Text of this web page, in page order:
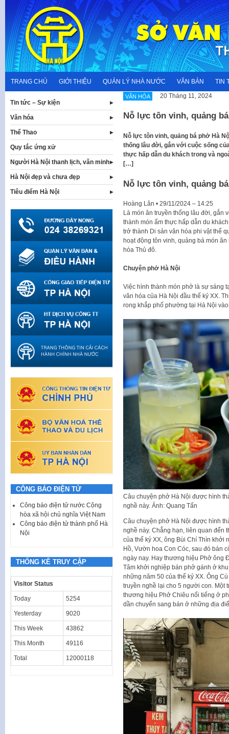
content
TRANG CHỦ GIỚI THIỆU QUẢN LÝ NHÀ NƯỚC VĂN BẢN TIN
VĂN HÓA 20 Tháng 11, 2024
Nỗ lực tôn vinh, quảng
Nỗ lực tôn vinh, quảng bá phở Hà
thống lâu đời, gắn với cuộc sống
thực hấp dẫn du khách trong và
[…]
Nỗ lực tôn vinh, quảng
Hoàng Lân • 29/11/2024 – 14:25
Là món ăn truyền thống lâu đời, gắn
thành món ẩm thực hấp dẫn du
trở thành Di sản văn hóa phi vật thể
hoạt động tôn vinh, quảng bá món
hóa Thủ đô.
Chuyện phở Hà Nội
Việc hình thành món phở là sự sáng
văn hóa của Hà Nội đầu thế kỷ XX.
rong khắp phố phường tại Hà Nội
Câu chuyện phở Hà Nội được hình
nghề này. Ảnh: Quang Tấn
Câu chuyện phở Hà Nội được hình
nghề này. Chẳng hạn, liên quan đến
của thế kỷ XX, ông Bùi Chí Thìn
Hồ, Vườn hoa Con Cóc, sau đó bán
ngày nay. Hay thương hiệu Phở ông
Tâm khởi nghiệp bán phở gánh ở
những năm 50 của thế kỷ XX. Ông
truyền nghề lại cho 5 người con. Một
thương hiệu Phở Chiêu nổi tiếng ở
dần chuyển sang bán ở những địa
Tin tức – Sự kiện
Văn hóa
Thể Thao
Quy tắc ứng xử
Người Hà Nội thanh lịch, văn minh
Hà Nội đẹp và chưa đẹp
Tiêu điểm Hà Nội
CÔNG BÁO ĐIỆN TỬ
Công báo điện tử nước Cộng
hòa xã hội chủ nghĩa Việt Nam
Công báo điện tử thành phố Hà
Nội
THỐNG KÊ TRUY CẬP
Visitor Status
Today 5254
Yesterday 9020
This Week 43862
This Month 49116
Total 12000118